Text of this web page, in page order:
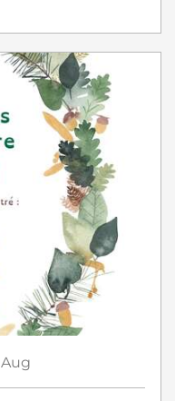
Aug